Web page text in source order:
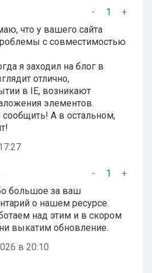
- 1
+
что у вашего сайта
с совместимостью
я заходил на блог в
отлично,
в IE, возникают
элементов.
А в остальном,
- 1
+
большое за ваш
о нашем ресурсе.
над этим и в скором
выкатим обновление.
в 20:10